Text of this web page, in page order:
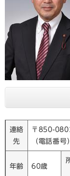
連絡
先
〒850-
（電話番
年齢 60歳